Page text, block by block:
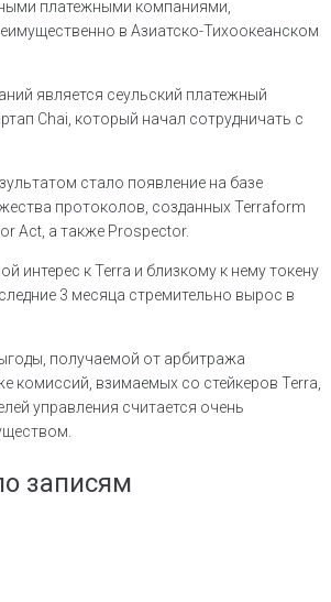
платежными компаниями,
в Азиатско-Тихоокеанском
является сеульский платежный
Chai, который начал сотрудничать с
стало появление на базе
протоколов, созданных Terraform
Act, а также Prospector.
интерес к Terra и близкому к нему токену
3 месяца стремительно вырос в
получаемой от арбитража
комиссий, взимаемых со стейкеров Terra,
управления считается очень
записям